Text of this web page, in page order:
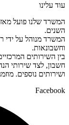
עוד עלינו
השנים.
המשרד מנוהל על ידי
וחשבונאות.
בין השירותים
חשבון, לצד שירותי
ושירותים נוספים.
Facebook